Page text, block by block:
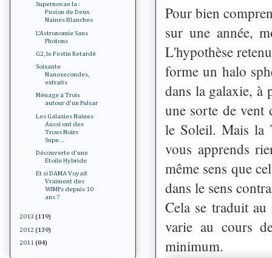
Pour bien
sur une année,
L'hypothèse
forme un halo
dans la galaxie, à
une sorte de vent
le Soleil. Mais la
vous apprends
même sens que
dans le sens
Cela se traduit
varie au cours
minimum.
Supernovae Ia :
Fusion de Deux
Naines Blanches
L'Astronomie Sans
Photons
G2, le Festin Retardé
Soixante
Nanosecondes,
extraits
Ménage à Trois
autour d'un Pulsar
Les Galaxies Naines
Aussi ont des
Trous Noirs
Supe...
Découverte d'une
Etoile Hybride
Et si DAMA Voyait
Vraiment des
WIMPs depuis 10
ans ?
2013 (119)
2012 (139)
2011 (84)